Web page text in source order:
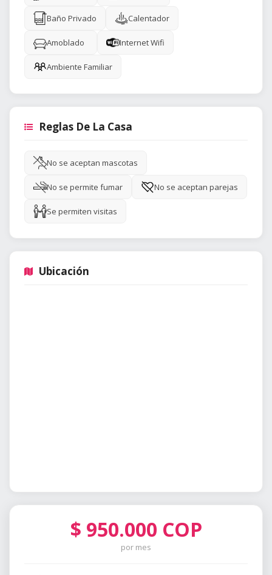
Baño Privado Calentador
Amoblado Internet Wifi
Ambiente Familiar
Reglas De La Casa
No se aceptan mascotas
No se permite fumar No se aceptan parejas
Se permiten visitas
Ubicación
$ 950.000 COP
por mes